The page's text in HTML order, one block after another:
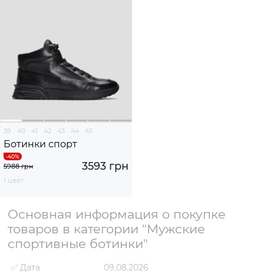
39 40 41 42 43 44 45
Ботинки спорт
3593 грн
5988 грн
1 цвет
Основная информация о покупке
товаров в категории "Мужские
спортивные ботинки"
✅ Дата
09.08.2026